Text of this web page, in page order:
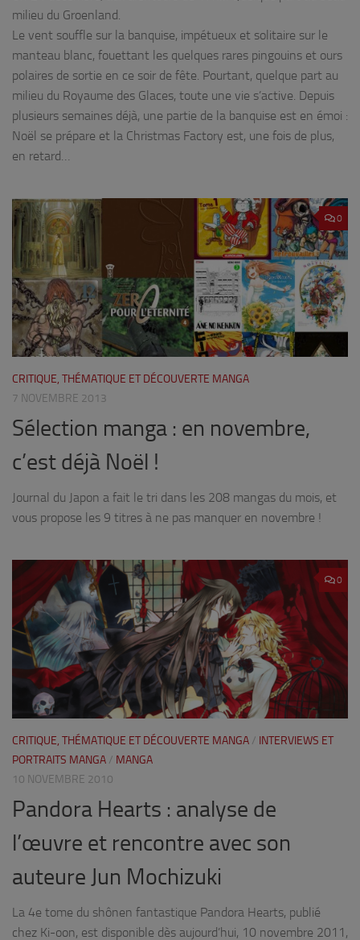
milieu du Groenland.
Le vent souffle sur la banquise, impétueux et solitaire sur le
manteau blanc, fouettant les quelques rares pingouins et ours
polaires de sortie en ce soir de fête. Pourtant, quelque part au
milieu du Royaume des Glaces, toute une vie s’active. Depuis
plusieurs semaines déjà, une partie de la banquise est en émoi :
Noël se prépare et la Christmas Factory est, une fois de plus,
en retard…
0
CRITIQUE, THÉMATIQUE ET DÉCOUVERTE MANGA
7 NOVEMBRE 2013
Sélection manga : en novembre,
c’est déjà Noël !
Journal du Japon a fait le tri dans les 208 mangas du mois, et
vous propose les 9 titres à ne pas manquer en novembre !
0
CRITIQUE, THÉMATIQUE ET DÉCOUVERTE MANGA / INTERVIEWS ET
PORTRAITS MANGA / MANGA
10 NOVEMBRE 2010
Pandora Hearts : analyse de
l’œuvre et rencontre avec son
auteure Jun Mochizuki
La 4e tome du shônen fantastique Pandora Hearts, publié
chez Ki-oon, est disponible dès aujourd’hui, 10 novembre 2011,